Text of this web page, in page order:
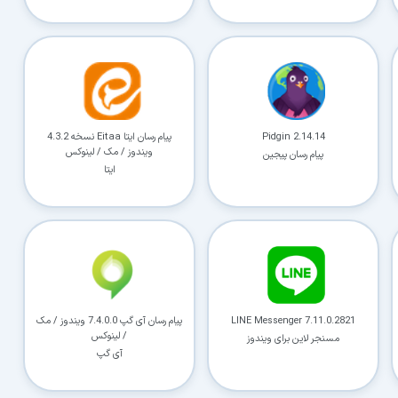
Pidgin 2.14.14
پیام رسان پیجین
پیام رسان ایتا Eitaa نسخه 4.3.2
ویندوز / مک / لینوکس
ایتا
LINE Messenger 7.11.0.2821
مسنجر لاین برای ویندوز
پیام رسان آی گپ 7.4.0.0 ویندوز / مک
/ لینوکس
آی گپ
✓ دانلود فوری و بی‌معطلی: حذف کامل صف و زمان انتظار برای تمام فایل‌ها
حداکثر سرعت پهنای باند:استفاده از تمام سرعت اینترنت با ۳۲ کانکشن
آرشیو کامل نسخه‌ها:دسترسی به تمام نسخه‌های قدیمی نرم‌افزارها
⚡ ارتقا به حساب VIP و دانلود فوری
فقط کمتر از روزی ۱,۰۰۰ تومان
قبلاً عضو شدم — ورود به حساب کاربری